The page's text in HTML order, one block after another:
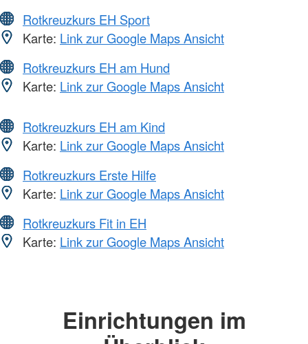
Rotkreuzkurs EH Sport
Karte: Link zur Google Maps Ansicht
Rotkreuzkurs EH am Hund
Karte: Link zur Google Maps Ansicht
Rotkreuzkurs EH am Kind
Karte: Link zur Google Maps Ansicht
Rotkreuzkurs Erste Hilfe
Karte: Link zur Google Maps Ansicht
Rotkreuzkurs Fit in EH
Karte: Link zur Google Maps Ansicht
Einrichtungen im